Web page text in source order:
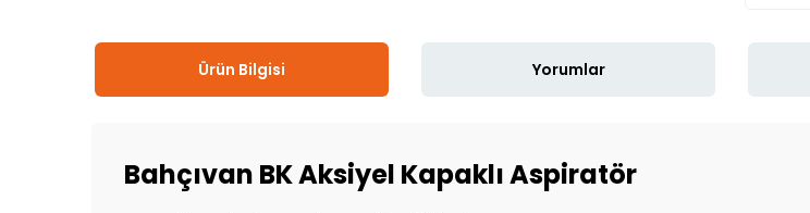
Ürün Bilgisi Yorumlar
Bahçıvan BK Aksiyel Kapaklı Aspiratör